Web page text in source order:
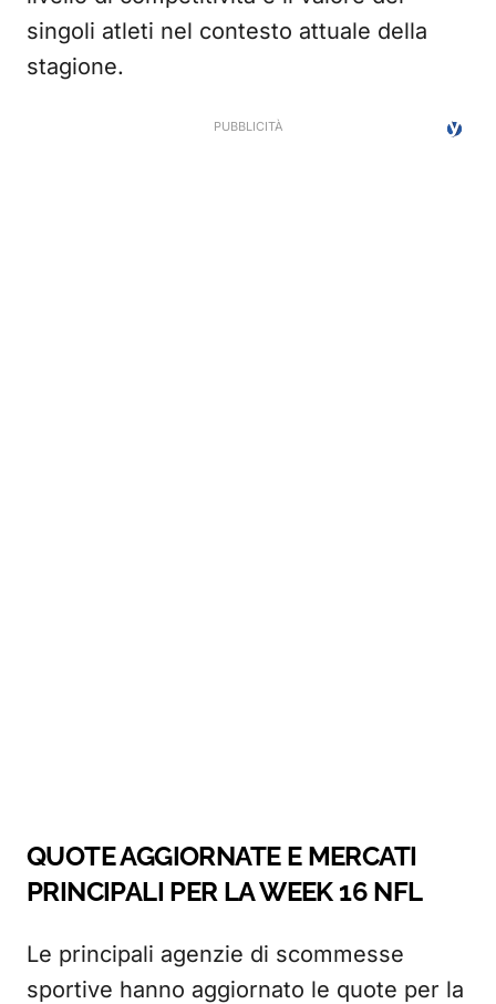
singoli atleti nel contesto attuale della
stagione.
QUOTE AGGIORNATE E MERCATI
PRINCIPALI PER LA WEEK 16 NFL
Le principali agenzie di scommesse
sportive hanno aggiornato le quote per la